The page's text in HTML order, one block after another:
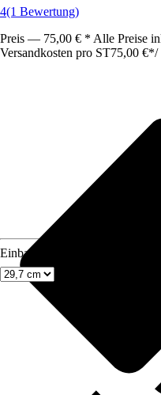
4(1 Bewertung)
Preis — 75,00 € * Alle Preise
Versandkosten pro ST75,00 €*/
Einbaumaß Breite